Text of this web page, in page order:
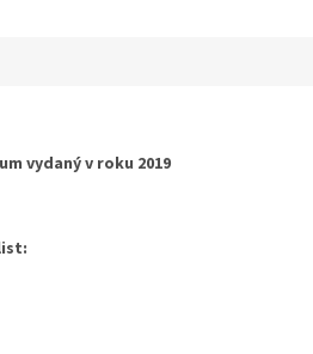
vydaný v roku 2019